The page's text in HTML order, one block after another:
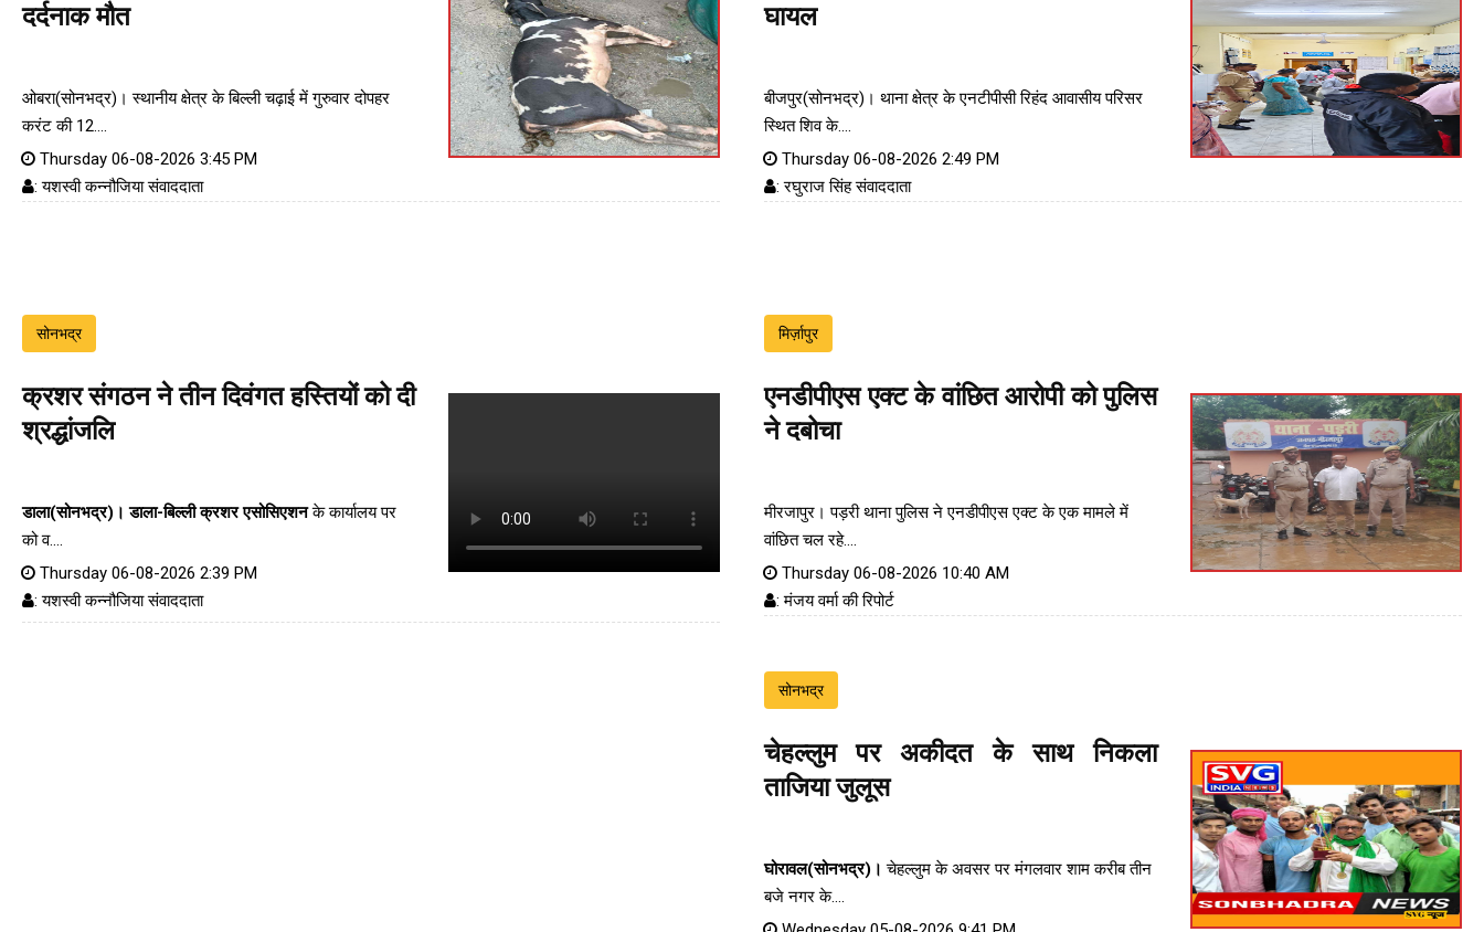
दर्दनाक मौत
ओबरा(सोनभद्र)। स्थानीय क्षेत्र के बिल्ली चढ़ाई में गुरुवार दोपहर
करंट की 12....
Thursday 06-08-2026 3:45 PM
: यशस्वी कन्नौजिया संवाददाता
घायल
बीजपुर(सोनभद्र)। थाना क्षेत्र के एनटीपीसी रिहंद आवासीय परिसर
स्थित शिव के....
Thursday 06-08-2026 2:49 PM
: रघुराज सिंह संवाददाता
सोनभद्र
क्रशर संगठन ने तीन दिवंगत हस्तियों को दी
श्रद्धांजलि
डाला(सोनभद्र)। डाला-बिल्ली क्रशर एसोसिएशनके कार्यालय पर
को व....
Thursday 06-08-2026 2:39 PM
: यशस्वी कन्नौजिया संवाददाता
मिर्ज़ापुर
एनडीपीएस एक्ट के वांछित आरोपी को पुलिस
ने दबोचा
मीरजापुर। पड़री थाना पुलिस ने एनडीपीएस एक्ट के एक मामले में
वांछित चल रहे....
Thursday 06-08-2026 10:40 AM
: मंजय वर्मा की रिपोर्ट
सोनभद्र
चेहल्लुम पर अकीदत के साथ निकला
ताजिया जुलूस
घोरावल(सोनभद्र)। चेहल्लुम के अवसर पर मंगलवार शाम करीब तीन
बजे नगर के....